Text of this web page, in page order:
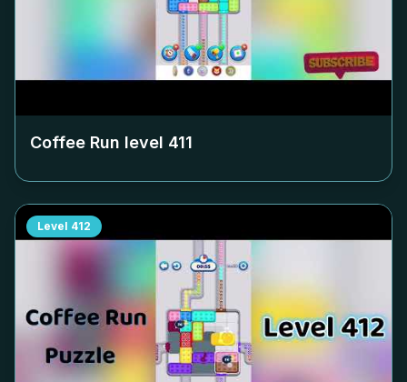
Coffee Run level 411
Level 412